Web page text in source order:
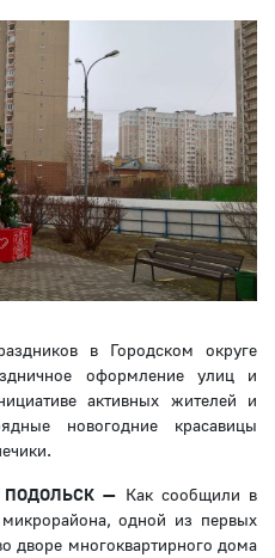
в Городском округе
оформление улиц и
активных жителей и
новогодние красавицы
ПОДОЛЬСК — Как сообщили в
одной из первых
дворе многоквартирного дома